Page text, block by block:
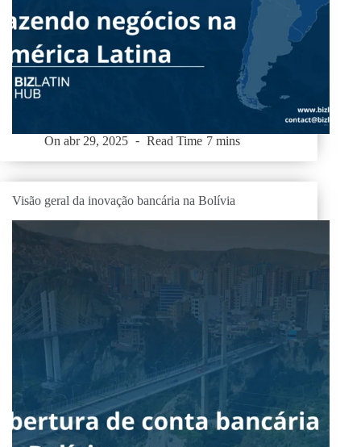
On abr 29, 2025 Read Time 7 mins
Visão geral da inovação bancária na Bolívia